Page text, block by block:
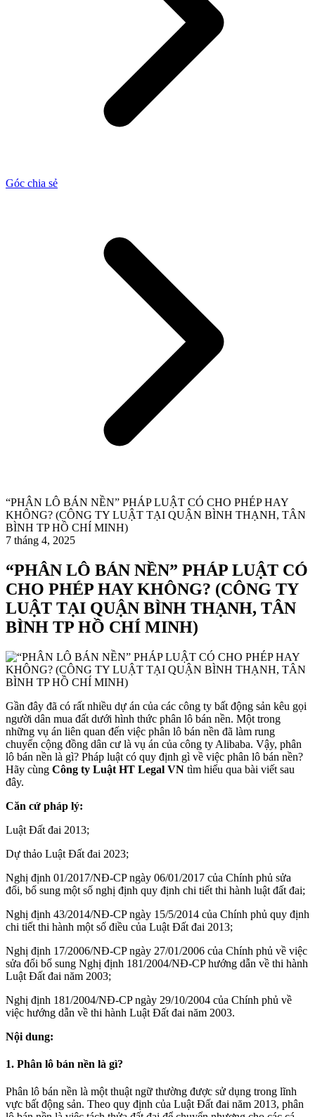
Góc chia sẻ
“PHÂN LÔ BÁN NỀN” PHÁP LUẬT CÓ CHO PHÉP HAY
KHÔNG? (CÔNG TY LUẬT TẠI QUẬN BÌNH THẠNH, TÂN
BÌNH TP HỒ CHÍ MINH)
7 tháng 4, 2025
“PHÂN LÔ BÁN NỀN” PHÁP LUẬT CÓ
CHO PHÉP HAY KHÔNG? (CÔNG TY
LUẬT TẠI QUẬN BÌNH THẠNH, TÂN
BÌNH TP HỒ CHÍ MINH)
Gần đây đã có rất nhiều dự án của các công ty bất động sản kêu gọi
người dân mua đất dưới hình thức phân lô bán nền. Một trong
những vụ án liên quan đến việc phân lô bán nền đã làm rung
chuyển cộng đồng dân cư là vụ án của công ty Alibaba. Vậy, phân
lô bán nền là gì? Pháp luật có quy định gì về việc phân lô bán nền?
Hãy cùng Công ty Luật HT Legal VN tìm hiểu qua bài viết sau
đây.
Căn cứ pháp lý:
Luật Đất đai 2013;
Dự thảo Luật Đất đai 2023;
Nghị định 01/2017/NĐ-CP ngày 06/01/2017 của Chính phủ sửa
đổi, bổ sung một số nghị định quy định chi tiết thi hành luật đất đai;
Nghị định 43/2014/NĐ-CP ngày 15/5/2014 của Chính phủ quy định
chi tiết thi hành một số điều của Luật Đất đai 2013;
Nghị định 17/2006/NĐ-CP ngày 27/01/2006 của Chính phủ về việc
sửa đổi bổ sung Nghị định 181/2004/NĐ-CP hướng dẫn về thi hành
Luật Đất đai năm 2003;
Nghị định 181/2004/NĐ-CP ngày 29/10/2004 của Chính phủ về
việc hướng dẫn về thi hành Luật Đất đai năm 2003.
Nội dung:
1. Phân lô bán nền là gì?
Phân lô bán nền là một thuật ngữ thường được sử dụng trong lĩnh
vực bất động sản. Theo quy định của Luật Đất đai năm 2013, phân